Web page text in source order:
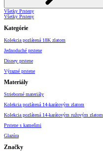
Všetky Prsteny
Všetky Prsteny
Kategórie
Kolekcia pozlátená 18K zlatom
Jednoduché prstene
Disney prstene
Výrazné prstene
Materiály
Strieborné materiály
Kolekcia pozlátená 14-karátovým zlatom
Kolekcia pozlátená 14-karátovým ružovým zlatom
Prstene s kameňmi
Glazúra
Značky